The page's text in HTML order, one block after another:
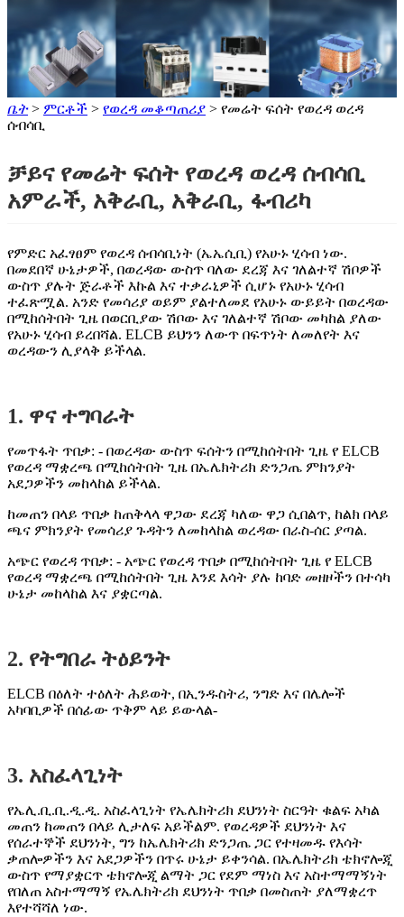
ቤት > ምርቶች > የወረዳ መቆጣጠሪያ > የመሬት ፍሰት የወረዳ ወረዳ
ሰብሳቢ
ቻይና የመሬት ፍሰት የወረዳ ወረዳ ሰብሳቢ
አምራች, አቅራቢ, አቅራቢ, ፋብሪካ
የምድር አፈፃፀም የወረዳ ሰብሳቢነት (ኤኤሲቢ) የአሁኑ ሂሳብ ነው.
በመደበኛ ሁኔታዎች, በወረዳው ውስጥ ባለው ደረጃ እና ገለልተኛ ሽቦዎች
ውስጥ ያሉት ጅራቶች እኩል እና ተቃራኒዎች ሲሆኑ የአሁኑ ሂሳብ
ተፈጽሟል. አንድ የመሳሪያ ወይም ያልተለመደ የአሁኑ ውይይት በወረዳው
በሚከሰትበት ጊዜ በወርቢያው ሽቦው እና ገለልተኛ ሽቦው መካከል ያለው
የአሁኑ ሂሳብ ይረበሻል. ELCB ይህንን ለውጥ በፍጥነት ለመለየት እና
ወረዳውን ሊያላቅ ይችላል.
1. ዋና ተግባራት
የመጥፋት ጥበቃ: - በወረዳው ውስጥ ፍሰትን በሚከሰትበት ጊዜ የ ELCB
የወረዳ ማቋረጫ በሚከሰትበት ጊዜ በኤሌክትሪክ ድንጋጤ ምክንያት
አደጋዎችን መከላከል ይችላል.
ከመጠን በላይ ጥበቃ ከጠቅላላ ዋጋው ደረጃ ካለው ዋጋ ሲበልጥ, ከልክ በላይ
ጫና ምክንያት የመሳሪያ ጉዳትን ለመከላከል ወረዳው በራስ-ሰር ያጣል.
አጭር የወረዳ ጥበቃ: - አጭር የወረዳ ጥበቃ በሚከሰትበት ጊዜ የ ELCB
የወረዳ ማቋረጫ በሚከሰትበት ጊዜ እንደ እሳት ያሉ ከባድ መዘዞችን በተሳካ
ሁኔታ መከላከል እና ያቋርጣል.
2. የትግበራ ትዕይንት
ELCB በዕለት ተዕለት ሕይወት, በኢንዱስትሪ, ንግድ እና በሌሎች
አካባቢዎች በሰፊው ጥቅም ላይ ይውላል-
3. አስፈላጊነት
የኤሊ.ቢ.ቢ.ዲ.ዲ. አስፈላጊነት የኤሌክትሪክ ደህንነት ስርዓት ቁልፍ አካል
መጠን ከመጠን በላይ ሊታለፍ አይችልም. የወረዳዎች ደህንነት እና
የሰራተኞች ደህንነት, ግን ከኤሌክትሪክ ድንጋጤ ጋር የተዛመዱ የእሳት
ቃጠሎዎችን እና አደጋዎችን በጥሩ ሁኔታ ይቀንሳል. በኤሌክትሪክ ቴክኖሎጂ
ውስጥ የማያቋርጥ ቴክኖሎጂ ልማት ጋር የደም ማነስ እና አስተማማኝነት
የበለጠ አስተማማኝ የኤሌክትሪክ ደህንነት ጥበቃ በመስጠት ያለማቋረጥ
እየተሻሻለ ነው.